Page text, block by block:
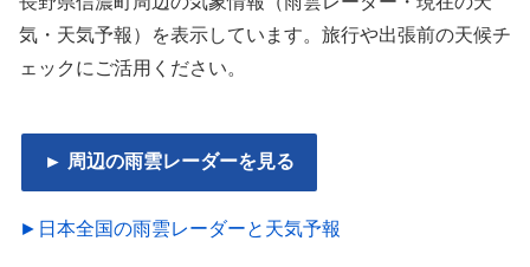
気・天気予報）を表示しています。旅行や出張前の天候チ
ェックにご活用ください。
► 周辺の雨雲レーダーを見る
►日本全国の雨雲レーダーと天気予報